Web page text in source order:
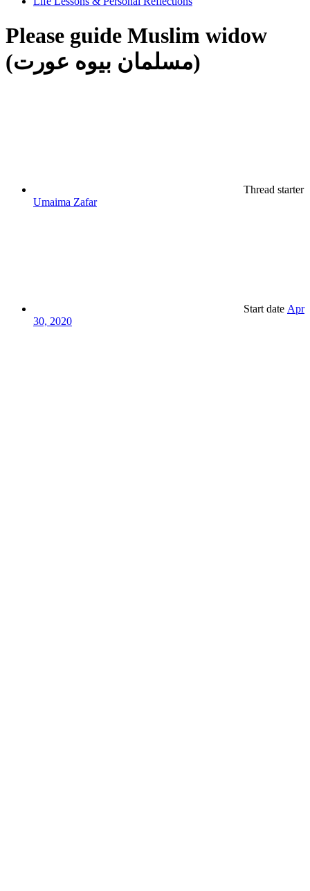
Please guide Muslim widow
(مسلمان بیوه عورت)
Thread starter
Umaima Zafar
Start date Apr
30, 2020